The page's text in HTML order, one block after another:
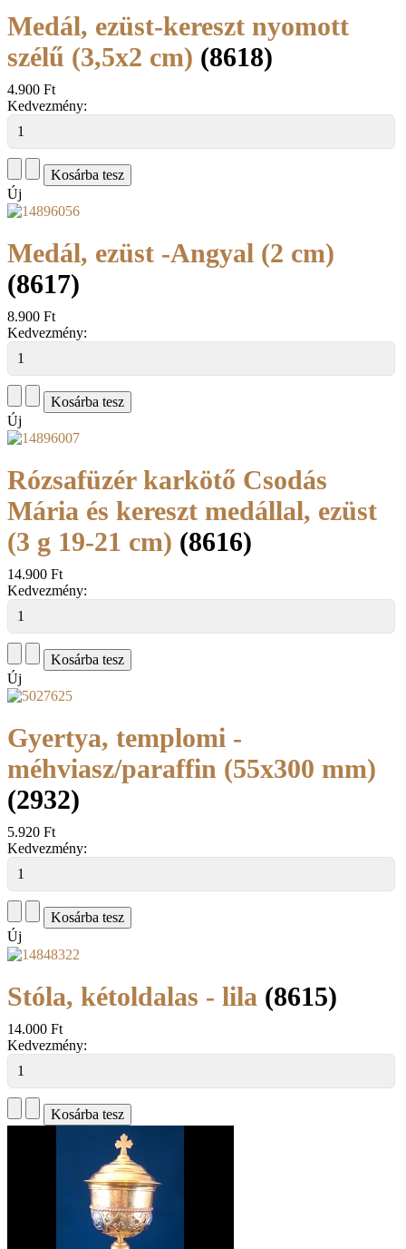
Medál, ezüst-kereszt nyomott
szélű (3,5x2 cm) (8618)
4.900 Ft
Kedvezmény:
Új
Medál, ezüst -Angyal (2 cm)
(8617)
8.900 Ft
Kedvezmény:
Új
Rózsafüzér karkötő Csodás
Mária és kereszt medállal, ezüst
(3 g 19-21 cm) (8616)
14.900 Ft
Kedvezmény:
Új
Gyertya, templomi -
méhviasz/paraffin (55x300 mm)
(2932)
5.920 Ft
Kedvezmény:
Új
Stóla, kétoldalas - lila (8615)
14.000 Ft
Kedvezmény: